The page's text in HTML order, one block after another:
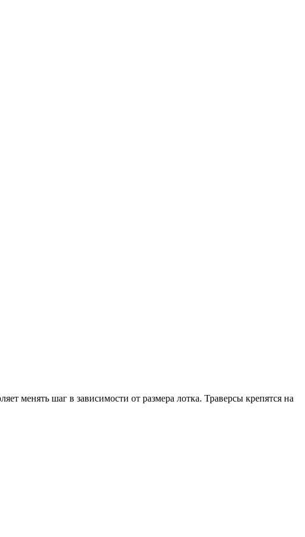
менять шаг в зависимости от размера лотка. Траверсы крепятся на